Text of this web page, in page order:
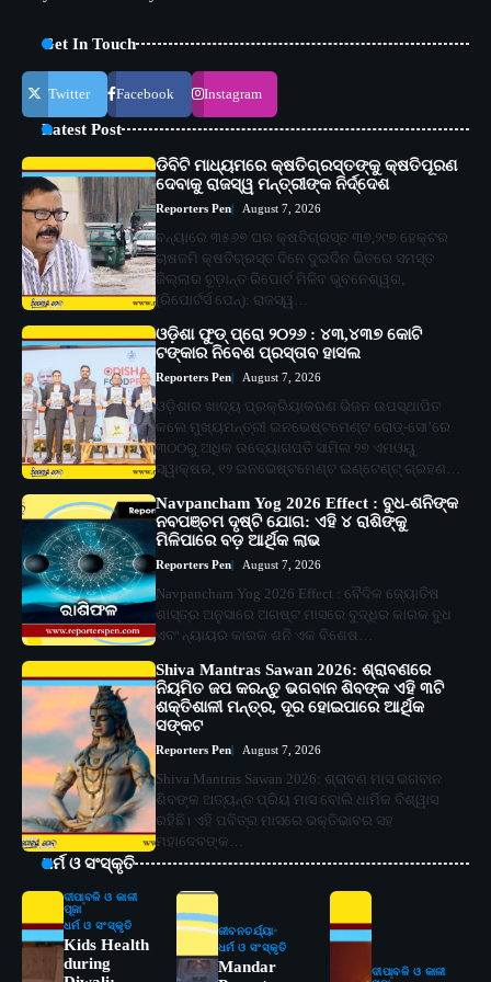
Get In Touch
Twitter Facebook Instagram
Latest Post
ଡିବିଟି ମାଧ୍ୟମରେ କ୍ଷତିଗ୍ରସ୍ତଙ୍କୁ କ୍ଷତିପୂରଣ
ଦେବାକୁ ରାଜସ୍ୱ ମନ୍ତ୍ରୀଙ୍କ ନିର୍ଦ୍ଦେଶ
Reporters Pen August 7, 2026
ବନ୍ୟାରେ ୩୫୬୭ ଘର କ୍ଷତିଗ୍ରସ୍ତ ୩୭,୨୯୭ ହେକ୍ଟର
ଚାଷଜମି କ୍ଷତିଗ୍ରସ୍ତ ଦିନେ ଦୁଇଦିନ ଭିତରେ ସମସ୍ତ
ଜିଲ୍ଲାର ଚୂଡ଼ାନ୍ତ ରିପୋର୍ଟ ମିଳିବ ଭୁବନେଶ୍ୱର,
(ରିପୋର୍ଟର୍ସ ପେନ୍‌): ରାଜସ୍ୱ…
ଓଡ଼ିଶା ଫୁଡ୍ ପ୍ରୋ ୨୦୨୬ : ୪୩,୪୩୭ କୋଟି
ଟଙ୍କାର ନିବେଶ ପ୍ରସ୍ତାବ ହାସଲ
Reporters Pen August 7, 2026
ଓଡ଼ିଶାର ଖାଦ୍ୟ ପ୍ରକ୍ରିୟାକରଣ ଭିଜନ ଉପସ୍ଥାପିତ
କଲେ ମୁଖ୍ୟମନ୍ତ୍ରୀ ଇନଭେଷ୍ଟମେଣ୍ଟ ରୋଡ୍‌-ସୋ’ରେ
୩୦୦ରୁ ଅଧିକ ଉଦ୍ୟୋଗପତି ସାମିଲ ୨୭ ଏମଓୟୁ
ସ୍ୱାକ୍ଷର, ୧୨ ଇନଭେଷ୍ଟମେଣ୍ଟ ଇଣ୍ଟେଣ୍ଟ୍ ଗ୍ରହଣ…
Navpancham Yog 2026 Effect : ବୁଧ-ଶନିଙ୍କ
ନବପଞ୍ଚମ ଦୃଷ୍ଟି ଯୋଗ: ଏହି ୪ ରାଶିଙ୍କୁ
ମିଳିପାରେ ବଡ଼ ଆର୍ଥିକ ଲାଭ
Reporters Pen August 7, 2026
Navpancham Yog 2026 Effect : ବୈଦିକ ଜ୍ୟୋତିଷ
ଶାସ୍ତ୍ର ଅନୁସାରେ ଅଗଷ୍ଟ ମାସରେ ବୁଦ୍ଧିର କାରକ ବୁଧ
ଏବଂ ନ୍ୟାୟର କାରକ ଶନି ଏକ ବିଶେଷ…
Shiva Mantras Sawan 2026: ଶ୍ରାବଣରେ
ନିୟମିତ ଜପ କରନ୍ତୁ ଭଗବାନ ଶିବଙ୍କ ଏହି ୩ଟି
ଶକ୍ତିଶାଳୀ ମନ୍ତ୍ର, ଦୂର ହୋଇପାରେ ଆର୍ଥିକ
ସଙ୍କଟ
Reporters Pen August 7, 2026
Shiva Mantras Sawan 2026: ଶ୍ରାବଣ ମାସ ଭଗବାନ
ଶିବଙ୍କ ଅତ୍ୟନ୍ତ ପ୍ରିୟ ମାସ ବୋଲି ଧାର୍ମିକ ବିଶ୍ୱାସ
ରହିଛି। ଏହି ପବିତ୍ର ମାସରେ ଭକ୍ତିଭାବର ସହ
ମହାଦେବଙ୍କ…
ଧର୍ମ ଓ ସଂସ୍କୃତି
ଦୀପାବଳି ଓ କାଳୀ
ପୂଜା
ଧର୍ମ ଓ ସଂସ୍କୃତି
Kids Health
during
ଜୀବନଚର୍ଯ୍ୟା
ଧର୍ମ ଓ ସଂସ୍କୃତି
Mandar
ଦୀପାବଳି ଓ କାଳୀ